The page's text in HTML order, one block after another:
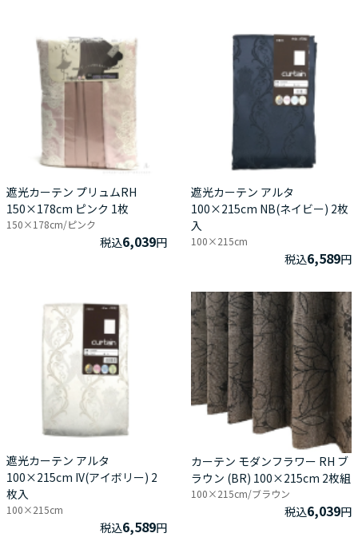
遮光カーテン プリュムRH
150×178cm ピンク 1枚
150×178cm/ピンク
税込6,039円
遮光カーテン アルタ
100×215cm NB(ネイビー) 2枚
入
100×215cm
税込6,589円
遮光カーテン アルタ
100×215cm IV(アイボリー) 2
枚入
100×215cm
税込6,589円
カーテン モダンフラワー RH ブ
ラウン (BR) 100×215cm 2枚組
100×215cm/ブラウン
税込6,039円